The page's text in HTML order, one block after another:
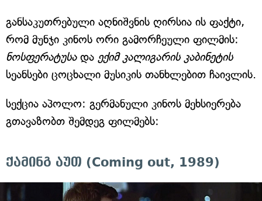
განსაკუთრებული აღნიშვნის ღირსია ის ფაქტი,
რომ მუნჯი კინოს ორი გამორჩეული ფილმის:
ნოსფერატუსადა ექიმ კალიგარის კაბინეტის
სეანსები ცოცხალი მუსიკის თანხლებით ჩაივლის.
სექცია აპოლო: გერმანული კინოს მეხსიერება
გთავაზობთ შემდეგ ფილმებს:
ქამინგ აუთ (Coming out, 1989)